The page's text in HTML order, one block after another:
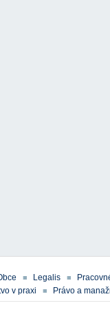
Legalis
v praxi
Právo a